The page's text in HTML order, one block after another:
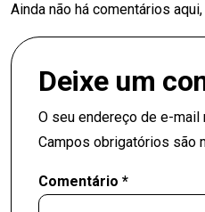
Ainda não há comentários
Deixe um
O seu endereço de e-mail
Campos obrigatórios são
Comentário *